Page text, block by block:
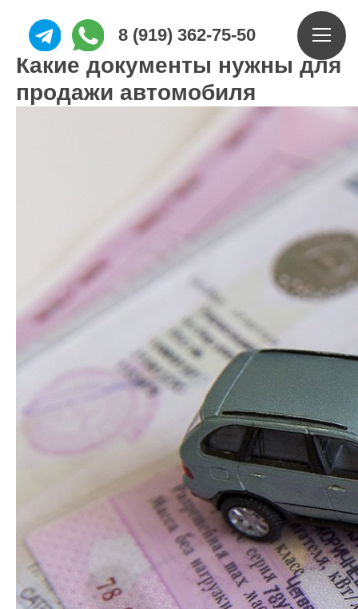
8 (919) 362-75-50
Какие документы нужны для
продажи автомобиля